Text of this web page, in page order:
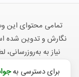
تمامی محتوای
نگارش و تدوین شده
نیاز به به‌روزرسانی،
برای دسترسی به